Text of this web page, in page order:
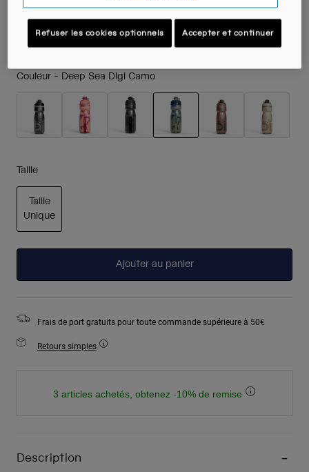
19,99 €
Couleur - Deep Sea Digi Camo
Taille
Taille
Unique
Ajouter au panier
Frais de port gratuits pour toute commande supérieure à 50€
Retours simples
3 articles achetés, obtenez -10% de remise
Description
Refuser les cookies optionnels Accepter et continuer